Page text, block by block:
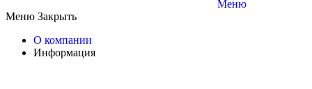
Меню
Меню Закрыть
О компании
Информация